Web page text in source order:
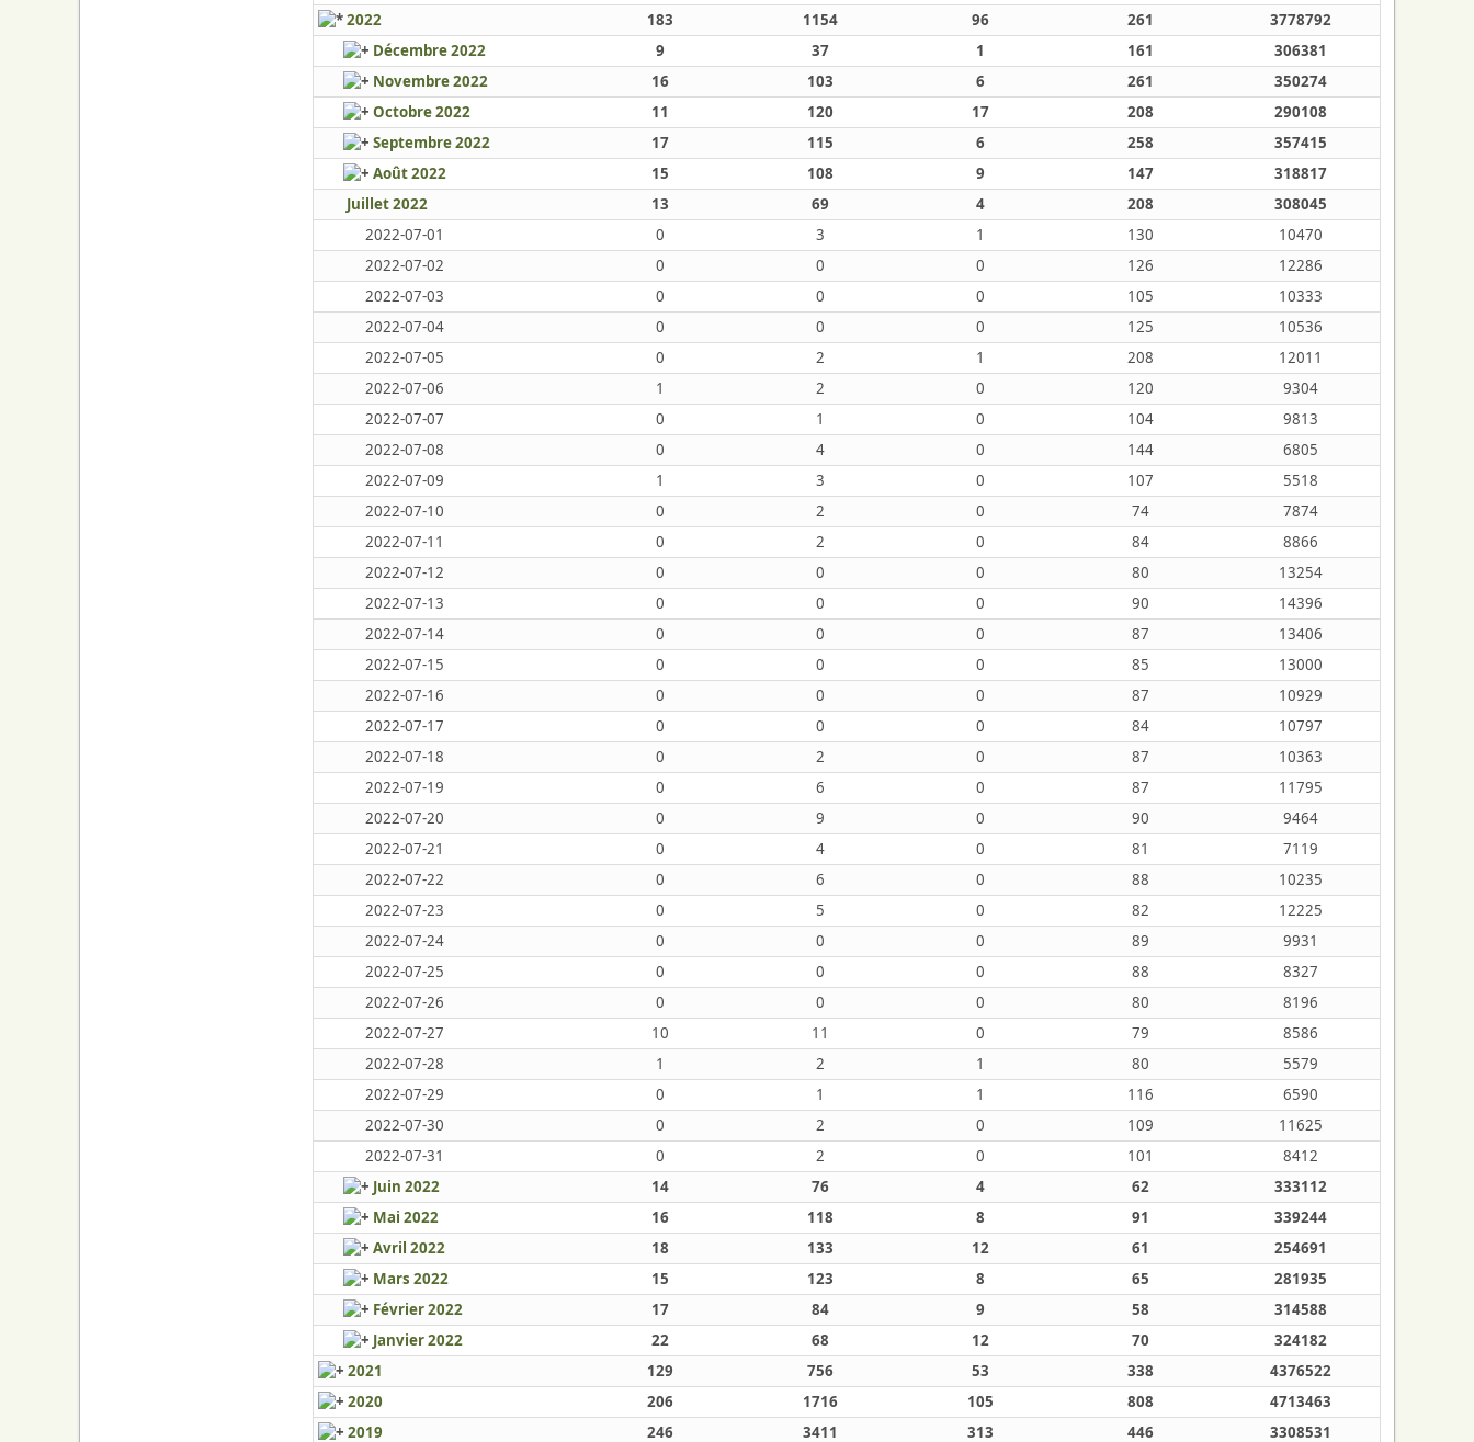
2022
183 1154 96 261
3778792
Décembre 2022
9 37 1 161
306381
Novembre 2022
16 103 6 261
350274
Octobre 2022
11 120 17 208
290108
Septembre 2022
17 115 6 258
357415
Août 2022
15 108 9 147
318817
Juillet 2022
13 69 4 208
308045
2022-07-01
0 3 1 130
10470
2022-07-02
0 0 0 126
12286
2022-07-03
0 0 0 105
10333
2022-07-04
0 0 0 125
10536
2022-07-05
0 2 1 208
12011
2022-07-06
1 2 0 120
9304
2022-07-07
0 1 0 104
9813
2022-07-08
0 4 0 144
6805
2022-07-09
1 3 0 107
5518
2022-07-10
0 2 0 74
7874
2022-07-11
0 2 0 84
8866
2022-07-12
0 0 0 80
13254
2022-07-13
0 0 0 90
14396
2022-07-14
0 0 0 87
13406
2022-07-15
0 0 0 85
13000
2022-07-16
0 0 0 87
10929
2022-07-17
0 0 0 84
10797
2022-07-18
0 2 0 87
10363
2022-07-19
0 6 0 87
11795
2022-07-20
0 9 0 90
9464
2022-07-21
0 4 0 81
7119
2022-07-22
0 6 0 88
10235
2022-07-23
0 5 0 82
12225
2022-07-24
0 0 0 89
9931
2022-07-25
0 0 0 88
8327
2022-07-26
0 0 0 80
8196
2022-07-27
10 11 0 79
8586
2022-07-28
1 2 1 80
5579
2022-07-29
0 1 1 116
6590
2022-07-30
0 2 0 109
11625
2022-07-31
0 2 0 101
8412
Juin 2022
14 76 4 62
333112
Mai 2022
16 118 8 91
339244
Avril 2022
18 133 12 61
254691
Mars 2022
15 123 8 65
281935
Février 2022
17 84 9 58
314588
Janvier 2022
22 68 12 70
324182
2021
129 756 53 338
4376522
2020
206 1716 105 808
4713463
2019
246 3411 313 446 3308531